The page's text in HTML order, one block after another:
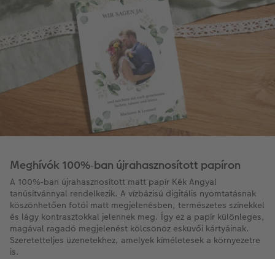
Meghívók 100%‑ban újrahasznosított papíron
A 100%‑ban újrahasznosított matt papír Kék Angyal
tanúsítvánnyal rendelkezik. A vízbázisú digitális nyomtatásnak
köszönhetően fotói matt megjelenésben, természetes színekkel
és lágy kontrasztokkal jelennek meg. Így ez a papír különleges,
magával ragadó megjelenést kölcsönöz esküvői kártyáinak.
Szeretetteljes üzenetekhez, amelyek kíméletesek a környezetre
is.